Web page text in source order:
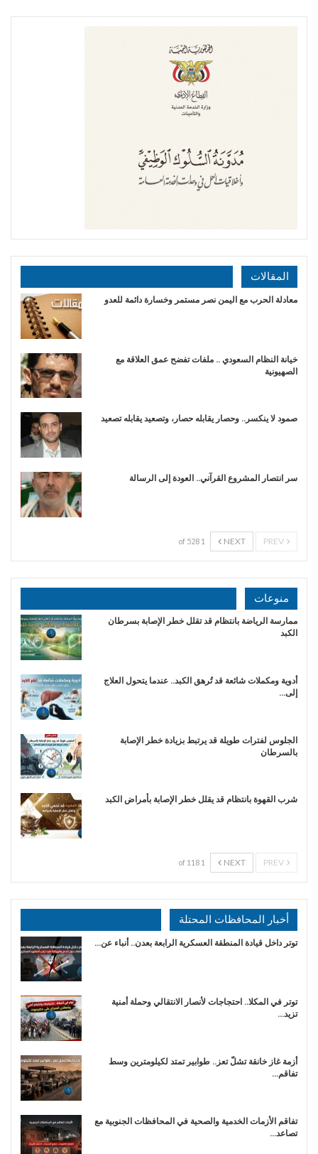
المقالات
​معادلة الحرب مع اليمن نصر مستمر وخسارة دائمة للعدو
خيانة النظام السعودي .. ملفات تفضح عمق العلاقة مع
الصهيونية
صمود لا ينكسر.. وحصار يقابله حصار، وتصعيد يقابله تصعيد
سر انتصار المشروع القرآني.. العودة إلى الرسالة
NEXT
1 of 528
منوعات
ممارسة الرياضة بانتظام قد تقلل خطر الإصابة بسرطان
الكبد
أدوية ومكملات شائعة قد تُرهق الكبد.. عندما يتحول العلاج
إلى…
الجلوس لفترات طويلة قد يرتبط بزيادة خطر الإصابة
بالسرطان
شرب القهوة بانتظام قد يقلل خطر الإصابة بأمراض الكبد
NEXT
1 of 118
أخبار المحافظات المحتلة
توتر داخل قيادة المنطقة العسكرية الرابعة بعدن.. أنباء عن…
توتر في المكلا.. احتجاجات لأنصار الانتقالي وحملة أمنية
تزيد…
أزمة غاز خانقة تشلّ تعز.. طوابير تمتد لكيلومترين وسط
تفاقم…
تفاقم الأزمات الخدمية والصحية في المحافظات الجنوبية مع
تصاعد…